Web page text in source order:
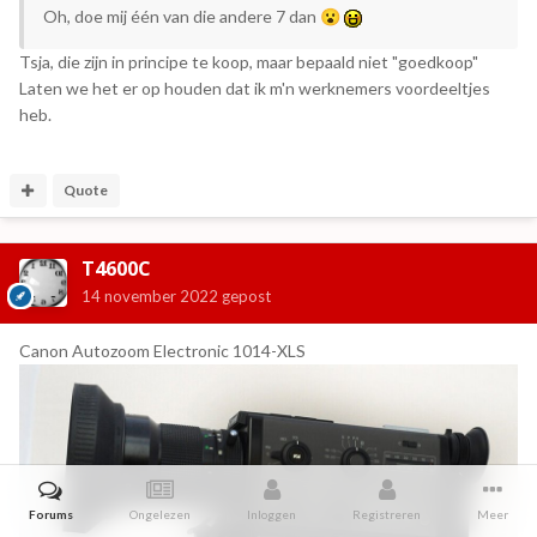
Oh, doe mij één van die andere 7 dan 😮
Tsja, die zijn in principe te koop, maar bepaald niet "goedkoop"
Laten we het er op houden dat ik m'n werknemers voordeeltjes
heb.
Quote
T4600C
14 november 2022 gepost
Canon Autozoom Electronic 1014-XLS
Forums Ongelezen Inloggen Registreren Meer